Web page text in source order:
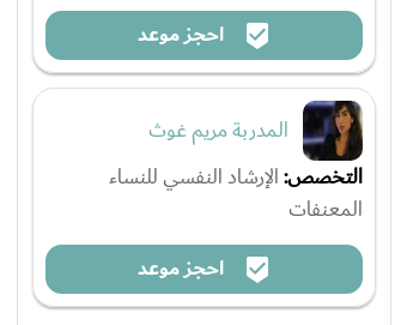
احجز موعد
المدربة مريم غوث
التخصص:الإرشاد النفسي للنساء
المعنفات
احجز موعد